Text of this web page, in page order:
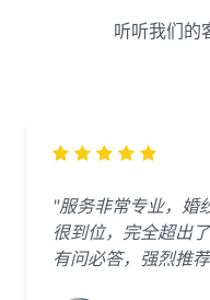
听听我们的
"服务非常专业，婚
很到位，完全超出
有问必答，强烈推